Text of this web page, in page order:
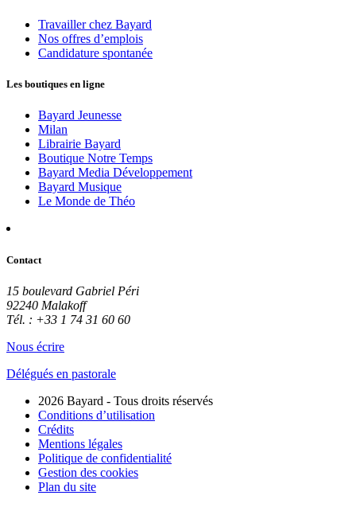
Travailler chez Bayard
Nos offres d’emplois
Candidature spontanée
Les boutiques en ligne
Bayard Jeunesse
Milan
Librairie Bayard
Boutique Notre Temps
Bayard Media Développement
Bayard Musique
Le Monde de Théo
Contact
15 boulevard Gabriel Péri
92240 Malakoff
Tél. : +33 1 74 31 60 60
Nous écrire
Délégués en pastorale
2026 Bayard - Tous droits réservés
Conditions d’utilisation
Crédits
Mentions légales
Politique de confidentialité
Gestion des cookies
Plan du site